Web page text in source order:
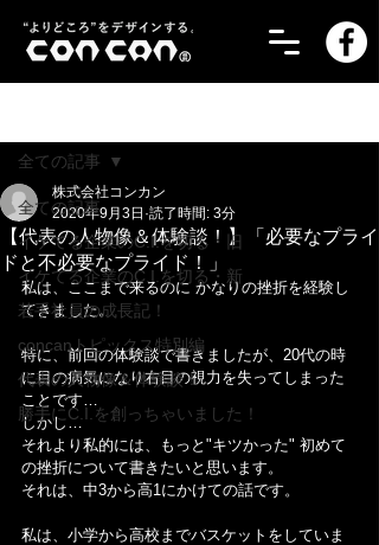
全ての記事
イケてる企業のC.I.を切る・旧
イケてる企業のC.I.を切る・新
若手社員の成長記！
concanトピックス特別編
代表の人物像＆体験談！
勝手にC.I.を創っちゃいました！
全ての記事
【代表の人物像＆体験談！】「必要なプライ
ドと不必要なプライド！」
株式会社コンカン
2020年9月3日 読了時間: 3分
私は、ここまで来るのに かなりの挫折を経験し
てきました。
特に、前回の体験談で書きましたが、20代の時
に目の病気になり右目の視力を失ってしまった
ことです…
しかし…
それより私的には、もっと"キツかった" 初めて
の挫折について書きたいと思います。
それは、中3から高1にかけての話です。
私は、小学から高校までバスケットをしていま